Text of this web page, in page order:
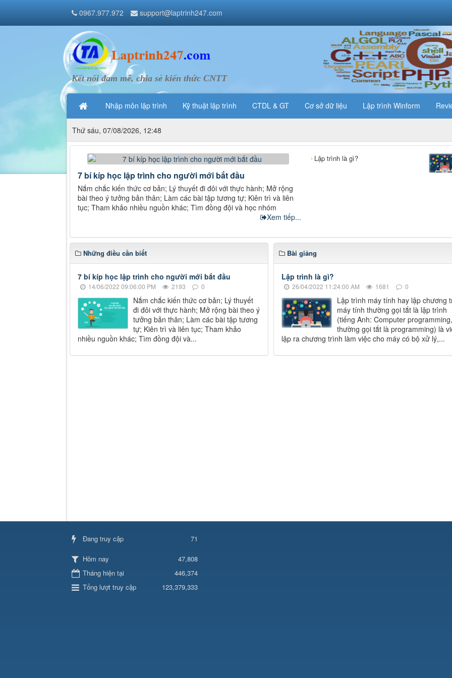
Kết nối đam mê, chia sẻ kiến thức CNTT
Nhập môn lập trình Kỹ thuật lập trình CTDL & GT Cơ sở dữ liệu Lập trình Winform
0967.977.972 support@laptrinh247.com
Thứ sáu, 07/08/2026, 12:48
7 bí kíp học lập trình cho người mới bắt đầu
Nắm chắc kiến thức cơ bản; Lý thuyết đi đôi với thực hành; Mở rộng
bài theo ý tưởng bản thân; Làm các bài tập tương tự; Kiên trì và liên
tục; Tham khảo nhiều nguồn khác; Tìm đồng đội và học nhóm
Xem tiếp...
Lập trình là gì?
Những điều cần biết
7 bí kíp học lập trình cho người mới bắt đầu
14/06/2022 09:06:00 PM 2193 0
Nắm chắc kiến thức cơ bản; Lý thuyết
đi đôi với thực hành; Mở rộng bài theo ý
tưởng bản thân; Làm các bài tập tương
tự; Kiên trì và liên tục; Tham khảo
nhiều nguồn khác; Tìm đồng đội và...
Bài giảng
Lập trình là gì?
26/04/2022 11:24:00 AM 1681 0
Lập trình máy tính hay lập chương
máy tính thường gọi tắt là lập trình
(tiếng Anh: Computer programming,
thường gọi tắt là programming) là
lập ra chương trình làm việc cho máy có bộ xử lý,...
Đang truy cập 71
Hôm nay
47,808
Tháng hiện tại
446,374
Tổng lượt truy cập
123,379,333